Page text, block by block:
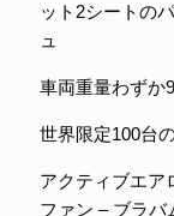
ット2シートの
ュ
車両重量わずか
世界限定100台
アクティブエア
ファン – ブラバ